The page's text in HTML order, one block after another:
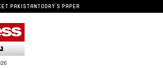
PAKISTANTODAY'S PAPER